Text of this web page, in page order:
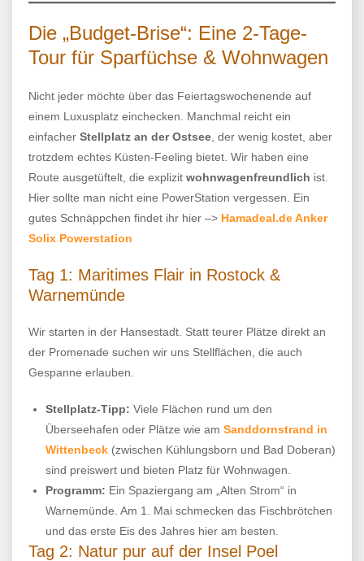
Die „Budget-Brise“: Eine 2-Tage-
Tour für Sparfüchse & Wohnwagen
Nicht jeder möchte über das Feiertagswochenende auf
einem Luxusplatz einchecken. Manchmal reicht ein
einfacher Stellplatz an der Ostsee , der wenig kostet, aber
trotzdem echtes Küsten-Feeling bietet. Wir haben eine
Route ausgetüftelt, die explizit wohnwagenfreundlich ist.
Hier sollte man nicht eine PowerStation vergessen. Ein
gutes Schnäppchen findet ihr hier –> Hamadeal.de Anker
Solix Powerstation
Tag 1: Maritimes Flair in Rostock &
Warnemünde
Wir starten in der Hansestadt. Statt teurer Plätze direkt an
der Promenade suchen wir uns Stellflächen, die auch
Gespanne erlauben.
Stellplatz-Tipp: Viele Flächen rund um den
Überseehafen oder Plätze wie am Sanddornstrand in
Wittenbeck (zwischen Kühlungsborn und Bad Doberan)
sind preiswert und bieten Platz für Wohnwagen.
Programm: Ein Spaziergang am „Alten Strom“ in
Warnemünde. Am 1. Mai schmecken das Fischbrötchen
und das erste Eis des Jahres hier am besten.
Tag 2: Natur pur auf der Insel Poel